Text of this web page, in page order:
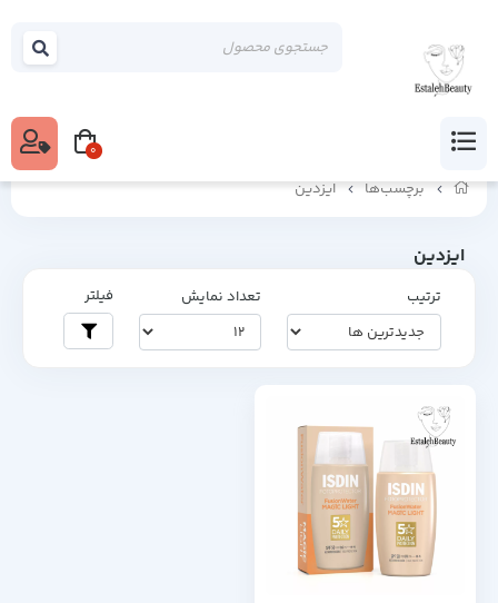
برچسب‌ها ایزدین
ایزدین
ترتیب تعداد نمایش فیلتر
0